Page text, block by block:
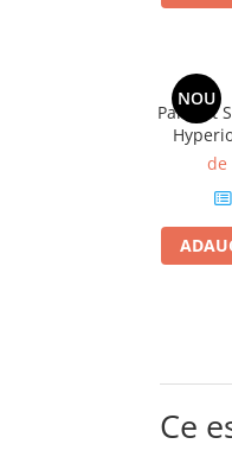
NOU
Parchet
de
Ce